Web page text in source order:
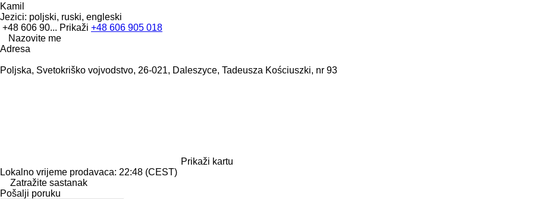
Kamil
Jezici: poljski, ruski, engleski
+48 606 90... Prikaži +48 606 905 018
Nazovite me
Adresa
Poljska, Svetokriško vojvodstvo, 26-021, Daleszyce, Tadeusza Kościuszki, nr 93
Prikaži kartu
Lokalno vrijeme prodavaca: 22:48 (CEST)
Zatražite sastanak
Pošalji poruku